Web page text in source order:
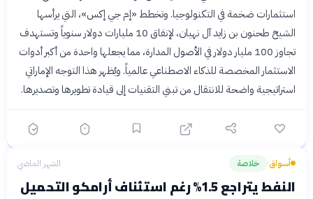
استثمارات ضخمة في التكنولوجيا. وتخطط «إم جي إكس»، التي يرأسها
الشيخ طحنون بن زايد آل نهيان، لإنفاق 10 مليارات دولار سنوياً وتستهدف
تجاوز 100 مليار دولار في الأصول المدارة، مما يجعلها واحدة من أكبر أدوات
الاستثمار المخصصة للذكاء الاصطناعي عالمياً. ويُظهر هذا التوجه الإماراتي
استراتيجية واضحة للانتقال من تبني التقنيات إلى قيادة تطويرها وتصديرها.
أسواق› خلاصة الشهر الماضي
النفط يتراجع 1.5% رغم استئناف أرامكو التحميل